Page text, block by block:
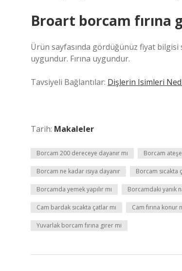
Broart borcam fırına
Ürün sayfasında gördüğünüz fiyat bilgisi
uygundur. Fırına uygundur.
Tavsiyeli Bağlantılar: Dişlerin Isimleri
Tarih: Makaleler
Borcam 200 dereceye dayanır mı Borcam ateşe
Borcam ne kadar ısıya dayanır Borcam sıcakta
Borcamda yemek yapılır mı Borcamdaki yanık
Cam bardak sıcakta çatlar mı Cam fırına konur
Yuvarlak borcam fırına girer mi